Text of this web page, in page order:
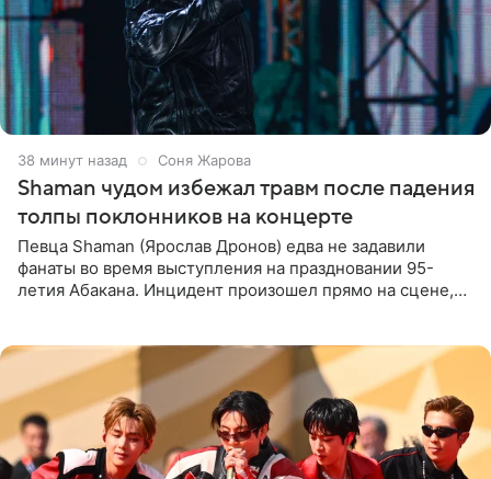
38 минут назад Соня Жарова
Shaman чудом избежал травм после падения
толпы поклонников на концерте
Певца Shaman (Ярослав Дронов) едва не задавили
фанаты во время выступления на праздновании 95-
летия Абакана. Инцидент произошел прямо на сцене,